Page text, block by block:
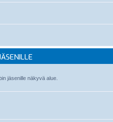
jäsenille näkyvä alue.